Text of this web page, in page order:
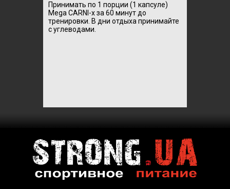
Принимать по 1 порции (1 капсуле)
Mega CARNI-x за 60 минут до
тренировки. В дни отдыха принимайте
с углеводами.